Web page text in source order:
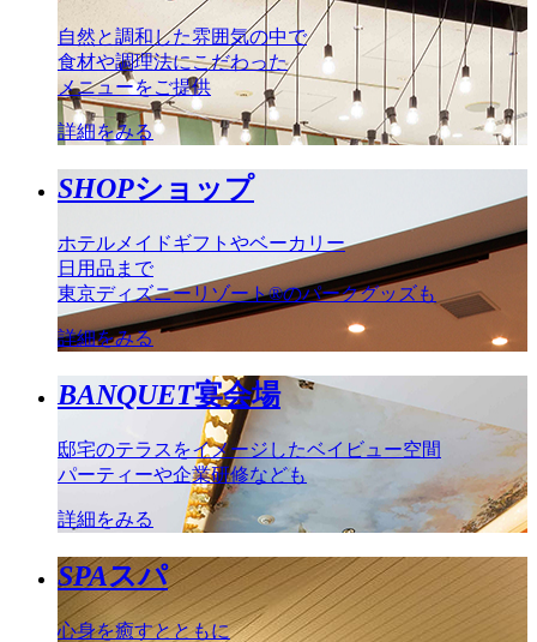
自然と調和した雰囲気の中で
食材や調理法にこだわった
メニューをご提供
詳細をみる
SHOPショップ
ホテルメイドギフトやベーカリー
日用品まで
東京ディズニーリゾート®のパークグッズも
詳細をみる
BANQUET宴会場
邸宅のテラスをイメージしたベイビュー空間
パーティーや企業研修なども
詳細をみる
SPAスパ
心身を癒すとともに